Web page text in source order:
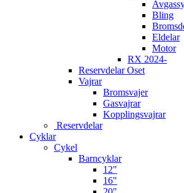
Bling
Eldelar
Motor
RX 2024-
Reservdelar Oset
Vajrar
Bromsvajer
Gasvajrar
Kopplingsvajrar
Reservdelar
Cyklar
Cykel
Barncyklar
12"
16"